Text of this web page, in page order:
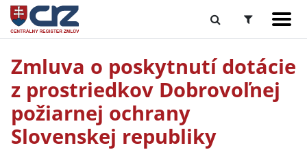
Zmluva o poskytnutí dotácie
z prostriedkov Dobrovoľnej
požiarnej ochrany
Slovenskej republiky